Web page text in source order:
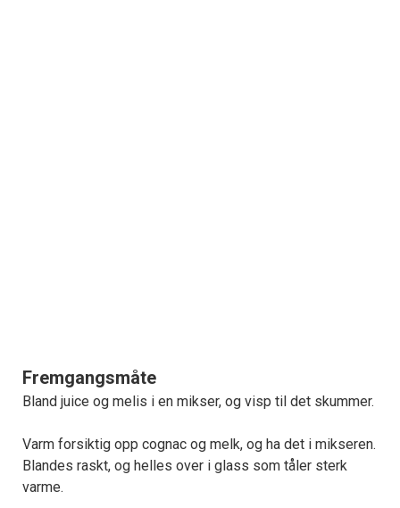
Fremgangsmåte
Bland juice og melis i en mikser, og visp til det skummer.
Varm forsiktig opp cognac og melk, og ha det i mikseren.
Blandes raskt, og helles over i glass som tåler sterk
varme.